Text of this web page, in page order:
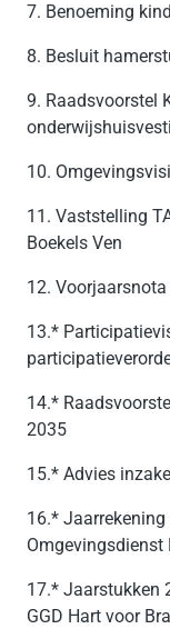
7. Benoeming
8. Besluit
9. Raadsvoorstel
10.
11. Vaststelling
Boekels Ven
12.
13.*
14.*
2035
15.* Advies
16.*
Omgevingsdienst
17.* Jaarstukken
GGD Hart voor